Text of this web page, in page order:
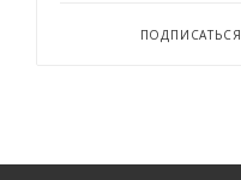
ПОДПИСАТЬСЯ